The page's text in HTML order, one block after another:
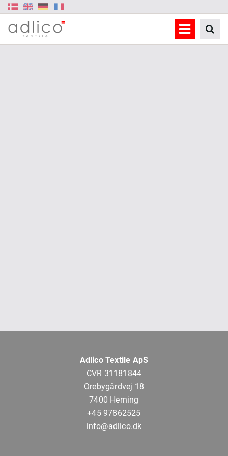
Adlico Textile ApS
CVR 31181844
Orebygårdvej 18
7400 Herning
+45 97862525
info@adlico.dk